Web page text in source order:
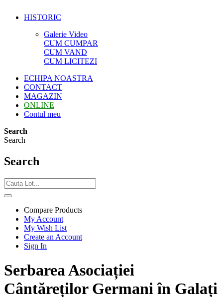
HISTORIC
Galerie Video
CUM CUMPAR
CUM VAND
CUM LICITEZI
ECHIPA NOASTRA
CONTACT
MAGAZIN
ONLINE
Contul meu
Search
Search
Search
Compare Products
My Account
My Wish List
Create an Account
Sign In
Serbarea Asociației
Cântăreților Germani în Galați